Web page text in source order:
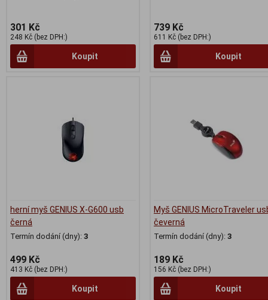
301 Kč
248 Kč (bez DPH:)
Koupit
739 Kč
611 Kč (bez DPH:)
Koupit
herní myš GENIUS X-G600 usb
černá
Termín dodání (dny): 3
499 Kč
413 Kč (bez DPH:)
Koupit
Myš GENIUS MicroTraveler
čeverná
Termín dodání (dny): 3
189 Kč
156 Kč (bez DPH:)
Koupit